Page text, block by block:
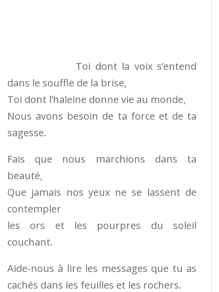
Toi dont la voix s’entend
dans le souffle de la brise,
Toi dont l’haleine donne vie au monde,
Nous avons besoin de ta force et de ta
sagesse.
Fais que nous marchions dans ta
beauté,
Que jamais nos yeux ne se lassent de
contempler
les ors et les pourpres du soleil
couchant.
Aide-nous à lire les messages que tu as
cachés dans les feuilles et les rochers.